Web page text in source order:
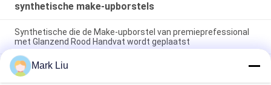
synthetische make-upborstels
Synthetische die de Make-upborstel van premieprefessional
met Glanzend Rood Handvat wordt geplaatst
Precisie die de Natuurlijke Synthetische Hulpmiddelen van de
de Borstels Volledige Schoonheid van de Haarmake-up
Mark Liu